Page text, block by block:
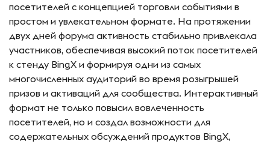
посетителей с концепцией торговли событиями в
простом и увлекательном формате. На протяжении
двух дней форума активность стабильно привлекала
участников, обеспечивая высокий поток посетителей
к стенду BingX и формируя одни из самых
многочисленных аудиторий во время розыгрышей
призов и активаций для сообщества. Интерактивный
формат не только повысил вовлеченность
посетителей, но и создал возможности для
содержательных обсуждений продуктов BingX,